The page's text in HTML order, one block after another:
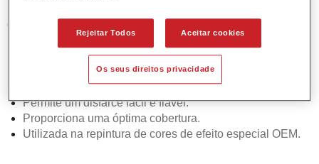
Características do produto
Simples e rápido de aplicar.
Oferece uma precisão de cor excepcional mesmo com
orientação de efeito.
Promove tempos de processo curtos.
Permite um disfarce fácil e fiável.
Proporciona uma óptima cobertura.
Utilizada na repintura de cores de efeito especial OEM.
Rejeitar Todos Aceitar cookies
Os seus direitos privacidade